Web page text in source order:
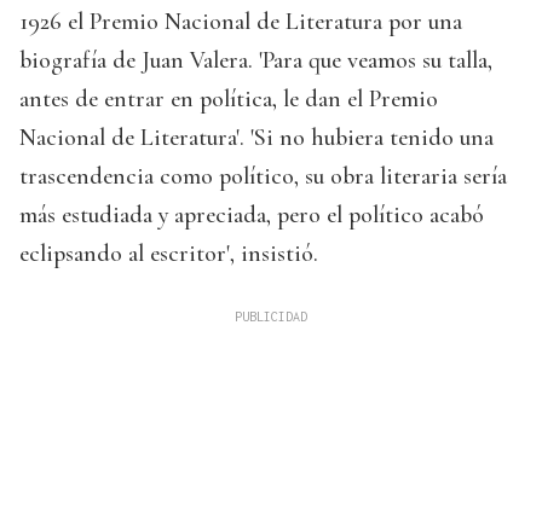
1926 el Premio Nacional de Literatura por una
biografía de Juan Valera. 'Para que veamos su talla,
antes de entrar en política, le dan el Premio
Nacional de Literatura'. 'Si no hubiera tenido una
trascendencia como político, su obra literaria sería
más estudiada y apreciada, pero el político acabó
eclipsando al escritor', insistió.